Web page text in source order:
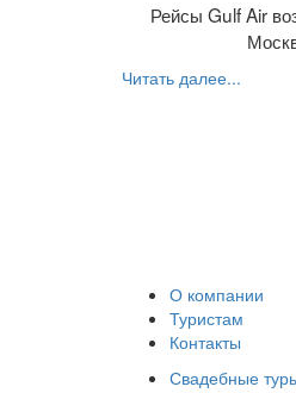
Рейсы Gulf Air
Читать далее...
О компании
Туристам
Контакты
Свадебные